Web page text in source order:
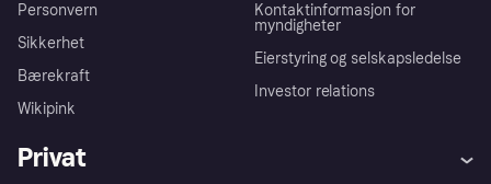
Personvern
Sikkerhet
Bærekraft
Wikipink
Kontaktinformasjon for
myndigheter
Eierstyring og selskapsledelse
Investor relations
Privat